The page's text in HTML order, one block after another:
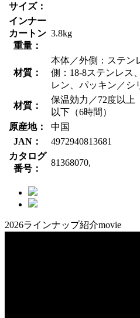
サイズ：
インナー
カートン
重量：
3.8kg
材質：
本体／外側：ステン
側：18-8ステンレス
レン、パッキン／シ
材質：
保温効力／72度以上
以下（6時間）
原産地：
中国
JAN：
4972940813681
カタログ
番号：
81368070,
2026ラインナップ紹介movie